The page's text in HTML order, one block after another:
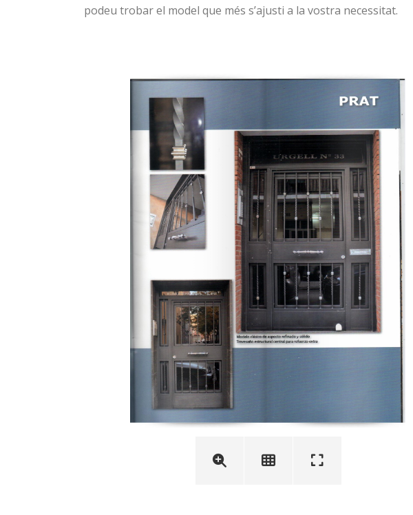
podeu trobar el model que més s’ajusti a la vostra necessitat.